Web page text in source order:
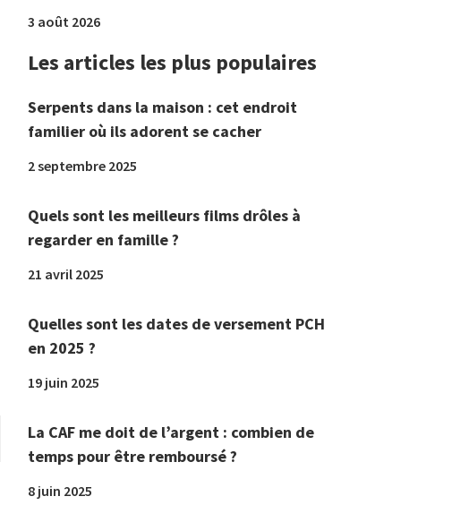
3 août 2026
Les articles les plus populaires
Serpents dans la maison : cet endroit
familier où ils adorent se cacher
2 septembre 2025
Quels sont les meilleurs films drôles à
regarder en famille ?
21 avril 2025
Quelles sont les dates de versement PCH
en 2025 ?
19 juin 2025
La CAF me doit de l’argent : combien de
temps pour être remboursé ?
8 juin 2025